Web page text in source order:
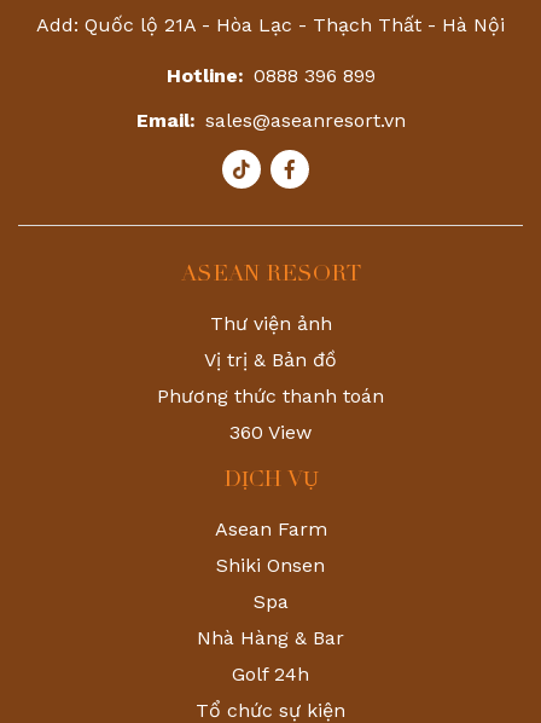
Add: Quốc lộ 21A - Hòa Lạc - Thạch Thất - Hà Nội
Hotline: 0888 396 899
Email: sales@aseanresort.vn
ASEAN RESORT
Thư viện ảnh
Vị trị & Bản đồ
Phương thức thanh toán
360 View
DỊCH VỤ
Asean Farm
Shiki Onsen
Spa
Nhà Hàng & Bar
Golf 24h
Tổ chức sự kiện